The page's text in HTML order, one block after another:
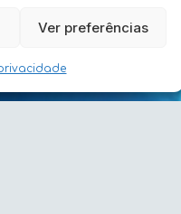
Ver preferências